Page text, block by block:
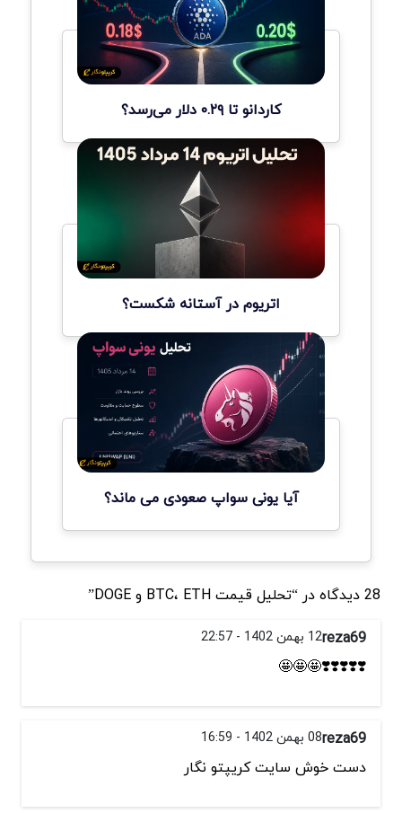
کاردانو تا ۰.۲۹ دلار می‌رسد؟
اتریوم در آستانه شکست؟
آیا یونی سواپ صعودی می ماند؟
28 دیدگاه در “تحلیل قیمت BTC، ETH و DOGE”
reza6912 بهمن 1402 - 22:57
❣️❣️❣️❣️❣️🤩🤩🤩
reza6908 بهمن 1402 - 16:59
دست خوش سایت کریپتو نگار